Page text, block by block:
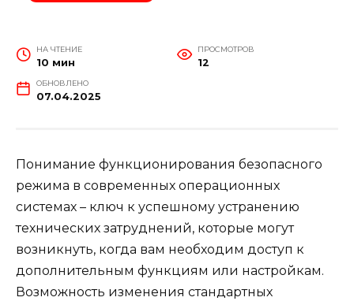
НА ЧТЕНИЕ
10 мин
ПРОСМОТРОВ
12
ОБНОВЛЕНО
07.04.2025
Понимание функционирования безопасного
режима в современных операционных
системах – ключ к успешному устранению
технических затруднений, которые могут
возникнуть, когда вам необходим доступ к
дополнительным функциям или настройкам.
Возможность изменения стандартных